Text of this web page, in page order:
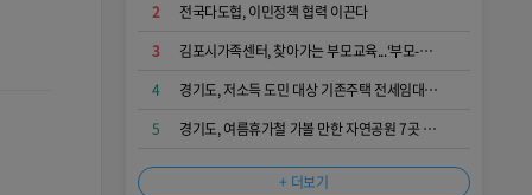
2
전국다도협, 이민정책 협력 이끈다
3
김포시가족센터, 찾아가는 부모교육...‘부모-자녀 간 긍정적 의사소통 역량 키워요’
4
경기도, 저소득 도민 대상 기존주택 전세임대 입주자 상시 모집
5
경기도, 여름휴가철 가볼 만한 자연공원 7곳 추천
+ 더보기